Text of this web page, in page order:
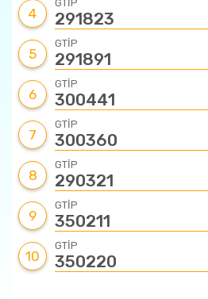
4
GTİP
291823
5
GTİP
291891
6
GTİP
300441
7
GTİP
300360
8
GTİP
290321
9
GTİP
350211
10
GTİP
350220